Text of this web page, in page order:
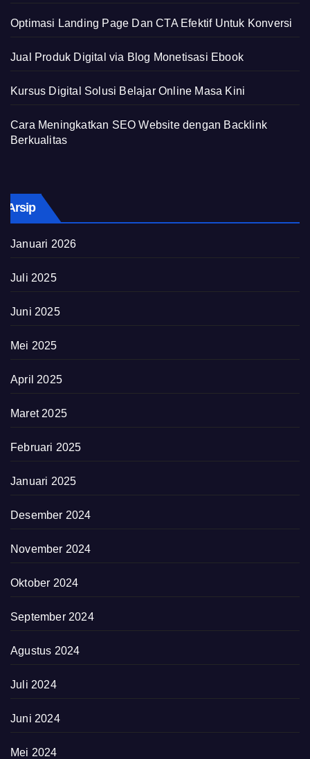
Optimasi Landing Page Dan CTA Efektif Untuk Konversi
Jual Produk Digital via Blog Monetisasi Ebook
Kursus Digital Solusi Belajar Online Masa Kini
Cara Meningkatkan SEO Website dengan Backlink
Berkualitas
Arsip
Januari 2026
Juli 2025
Juni 2025
Mei 2025
April 2025
Maret 2025
Februari 2025
Januari 2025
Desember 2024
November 2024
Oktober 2024
September 2024
Agustus 2024
Juli 2024
Juni 2024
Mei 2024